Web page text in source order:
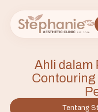
Ahli dalam
Contouring
Tentang